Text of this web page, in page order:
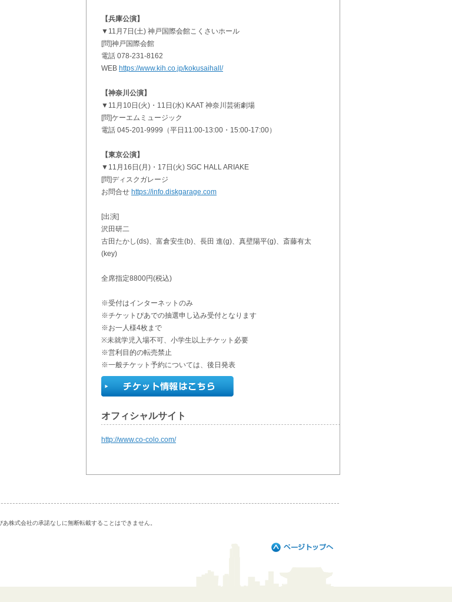
【兵庫公演】
▼11月7日(土) 神戸国際会館こくさいホール
[問]神戸国際会館
電話 078-231-8162
WEB https://www.kih.co.jp/kokusaihall/
【神奈川公演】
▼11月10日(火)・11日(水) KAAT 神奈川芸術劇場
[問]ケーエムミュージック
電話 045-201-9999（平日11:00-13:00・15:00-17:00）
【東京公演】
▼11月16日(月)・17日(火) SGC HALL ARIAKE
[問]ディスクガレージ
お問合せ https://info.diskgarage.com
[出演]
沢田研二
古田たかし(ds)、富倉安生(b)、長田 進(g)、真壁陽平(g)、斎藤有太
(key)
全席指定8800円(税込)
※受付はインターネットのみ
※チケットぴあでの抽選申し込み受付となります
※お一人様4枚まで
※未就学児入場不可、小学生以上チケット必要
※営利目的の転売禁止
※一般チケット予約については、後日発表
オフィシャルサイト
http://www.co-colo.com/
株式会社の承諾なしに無断転載することはできません。